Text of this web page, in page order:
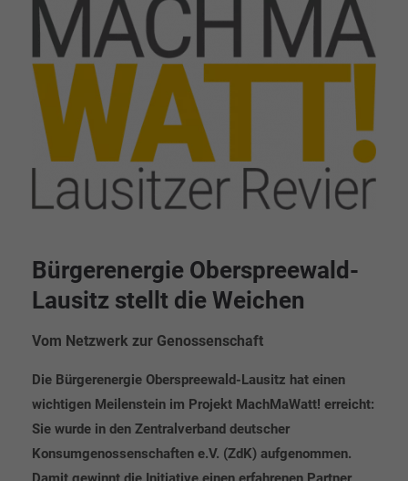
Bürgerenergie Oberspreewald-
Lausitz stellt die Weichen
Vom Netzwerk zur Genossenschaft
Die Bürgerenergie Oberspreewald-Lausitz hat einen
wichtigen Meilenstein im Projekt MachMaWatt! erreicht:
Sie wurde in den Zentralverband deutscher
Konsumgenossenschaften e.V. (ZdK) aufgenommen.